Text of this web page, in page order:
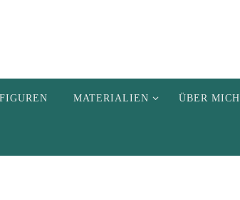
MATERIALIEN ÜBER MICH